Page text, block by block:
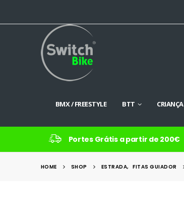
BMX / FREESTYLE BTT CRIANÇA
Portes Grátis a partir de 200€
HOME SHOP ESTRADA, FITAS GUIADOR